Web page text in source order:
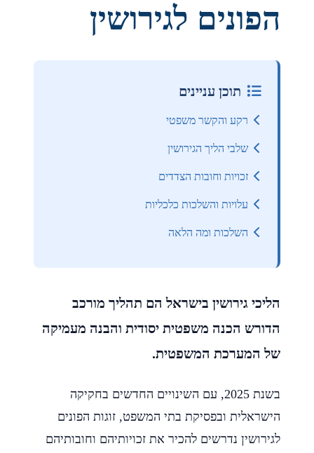
הפונים לגירושין
תוכן עניינים
רקע והקשר משפטי
שלבי הליך הגירושין
זכויות וחובות הצדדים
עלויות והשלכות כלכליות
השלכות ומה הלאה
הליכי גירושין בישראל הם תהליך מורכב
הדורש הכנה משפטית יסודית והבנה מעמיקה
של המערכת המשפטית.
בשנת 2025, עם השינויים החדשים בחקיקה
הישראלית ובפסיקת בתי המשפט, זוגות הפונים
לגירושין נדרשים להכיר את זכויותיהם וחובותיהם